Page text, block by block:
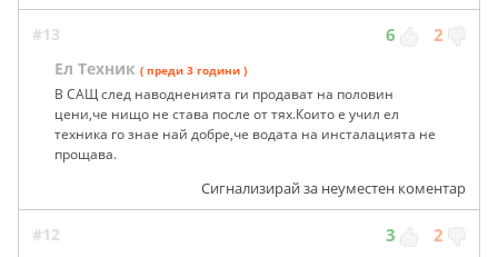
#13 6 2
Ел Техник ( преди 3 години )
В САЩ след наводненията ги продават на половин
цени,че нищо не става после от тях.Които е учил ел
техника го знае най добре,че водата на инсталацията не
прощава.
Сигнализирай за неуместен коментар
#12 3 2